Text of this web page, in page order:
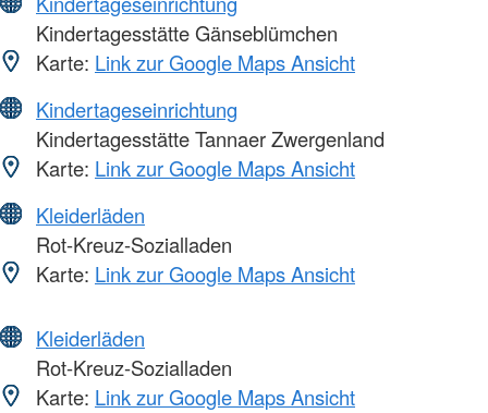
Kindertagesstätte Gänseblümchen
Karte: Link zur Google Maps Ansicht
Kindertageseinrichtung
Kindertagesstätte Tannaer Zwergenland
Karte: Link zur Google Maps Ansicht
Kleiderläden
Rot-Kreuz-Sozialladen
Karte: Link zur Google Maps Ansicht
Kleiderläden
Rot-Kreuz-Sozialladen
Karte: Link zur Google Maps Ansicht